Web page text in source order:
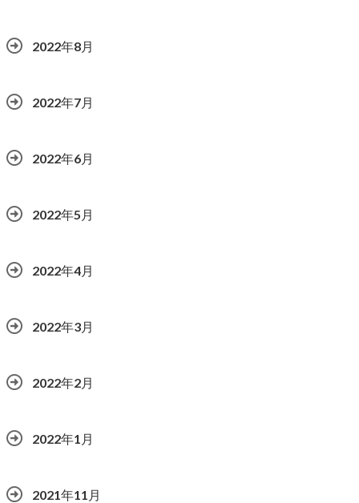
2022年8月
2022年7月
2022年6月
2022年5月
2022年4月
2022年3月
2022年2月
2022年1月
2021年11月